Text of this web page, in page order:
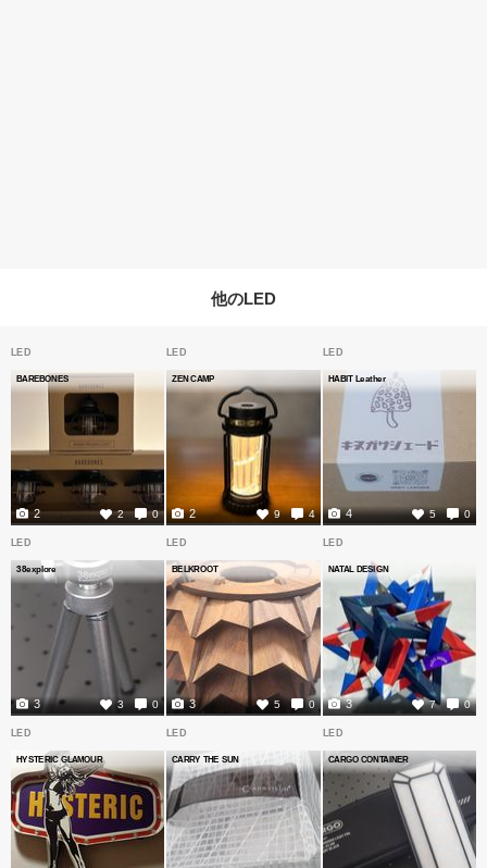
他のLED
LED
BAREBONES
2 0
2
LED
ZEN CAMP
9 4
2
LED
HABIT Leather
5 0
4
LED
38explore
3 0
3
LED
BELKROOT
5 0
3
LED
NATAL DESIGN
7 0
3
LED
HYSTERIC GLAMOUR
LED
CARRY THE SUN
LED
CARGO CONTAINER